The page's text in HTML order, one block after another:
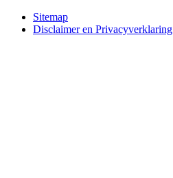
BottomSitemap
Disclaimer en Privacyverklaring